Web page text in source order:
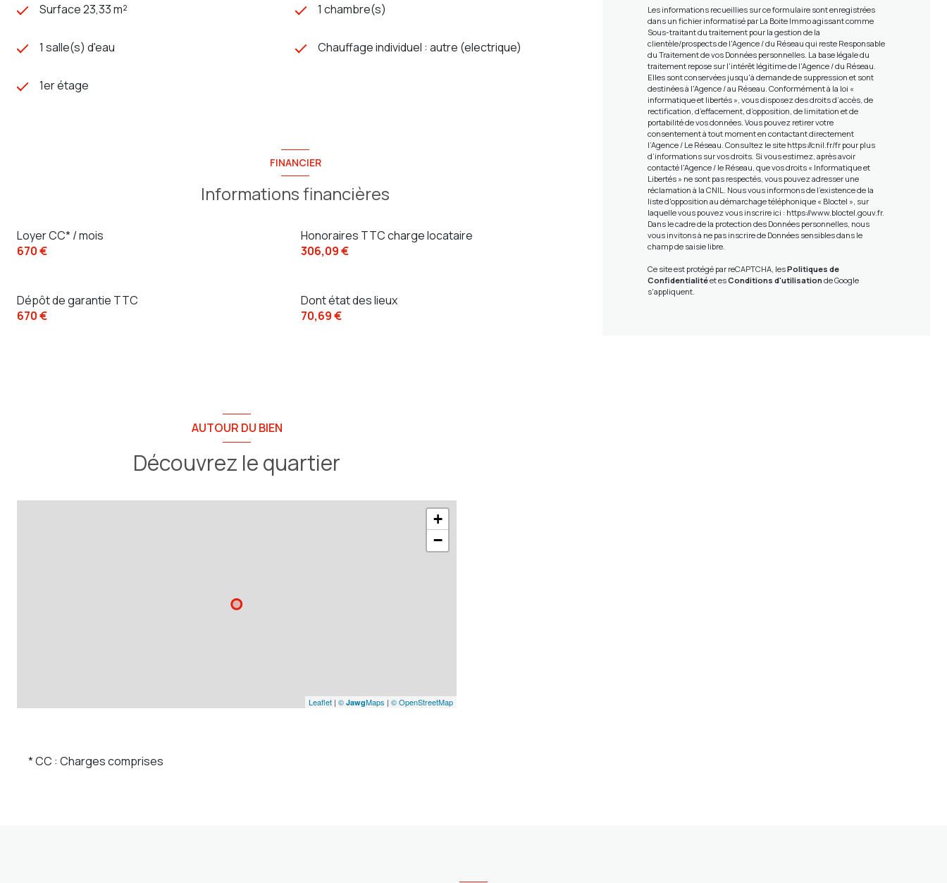
Surface 23,33 m² 1 chambre(s)
1 salle(s) d'eau Chauffage individuel : autre (electrique)
1er étage
FINANCIER
Informations financières
Loyer CC* / mois
670 €
Honoraires TTC charge locataire
306,09 €
Dont état des lieux
70,69 €
Dépôt de garantie TTC
670 €
Les informations recueillies sur ce formulaire sont enregistrées
dans un fichier informatisé par La Boite Immo agissant comme
Sous-traitant du traitement pour la gestion de la
clientèle/prospects de l'Agence / du Réseau qui reste Responsable
du Traitement de vos Données personnelles. La base légale du
traitement repose sur l'intérêt légitime de l'Agence / du Réseau.
Elles sont conservées jusqu'à demande de suppression et sont
destinées à l'Agence / au Réseau. Conformément à la loi «
informatique et libertés », vous disposez des droits d’accès, de
rectification, d’effacement, d’opposition, de limitation et de
portabilité de vos données. Vous pouvez retirer votre
consentement à tout moment en contactant directement
l’Agence / Le Réseau. Consultez le site https://cnil.fr/frpour plus
d’informations sur vos droits. Si vous estimez, après avoir
contacté l'Agence / le Réseau, que vos droits « Informatique et
Libertés » ne sont pas respectés, vous pouvez adresser une
réclamation à la CNIL. Nous vous informons de l’existence de la
liste d'opposition au démarchage téléphonique « Bloctel », sur
laquelle vous pouvez vous inscrire ici : https://www.bloctel.gouv.fr.
Dans le cadre de la protection des Données personnelles, nous
vous invitons à ne pas inscrire de Données sensibles dans le
champ de saisie libre.
Ce site est protégé par reCAPTCHA, lesPolitiques de
Confidentialitéet esConditions d'utilisationde Google
s'appliquent.
AUTOUR DU BIEN
Découvrez le quartier
+
−
Leaflet | © JawgMaps | © OpenStreetMap
* CC : Charges comprises